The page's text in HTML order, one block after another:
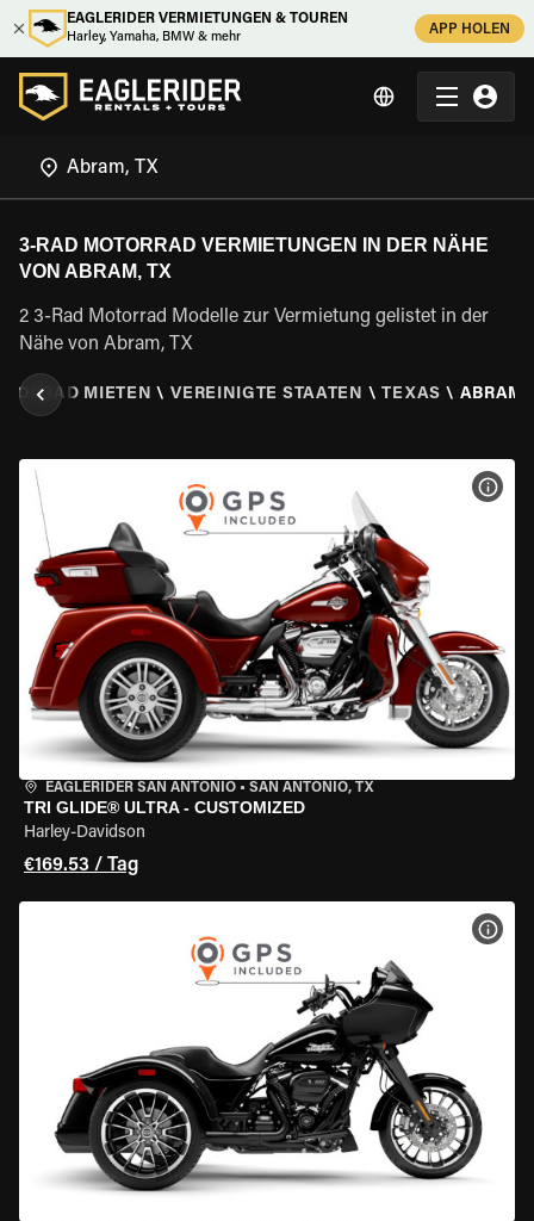
EAGLERIDER VERMIETUNGEN & TOUREN
Harley, Yamaha, BMW & mehr
APP HOLEN
3-RAD MOTORRAD VERMIETUNGEN IN DER NÄHE
VON ABRAM, TX
2 3-Rad Motorrad Modelle zur Vermietung gelistet in der
Nähe von Abram, TX
MIETEN \ VEREINIGTE STAATEN \ TEXAS \ ABRAM,
EAGLERIDER SAN ANTONIO • SAN ANTONIO, TX
TRI GLIDE® ULTRA - CUSTOMIZED
Harley-Davidson
€169.53 / Tag